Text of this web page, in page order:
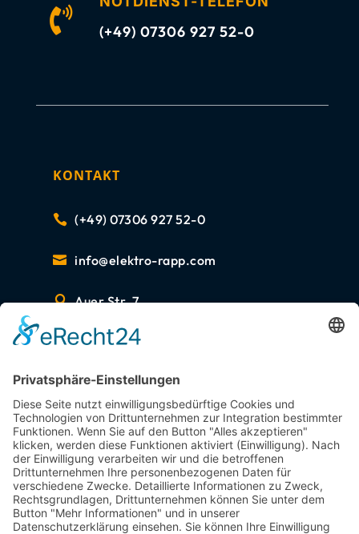
 (+49) 07306 927 52-0
KONTAKT
 (+49) 07306 927 52-0
 info@elektro-rapp.com
 Auer Str. 7
89287 Bellenberg
ZERTIFIZIERUNGEN